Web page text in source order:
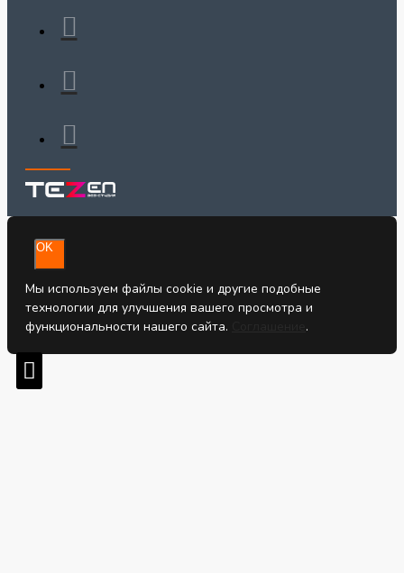
OK
Мы используем файлы cookie и другие подобные
технологии для улучшения вашего просмотра и
функциональности нашего сайта.
.